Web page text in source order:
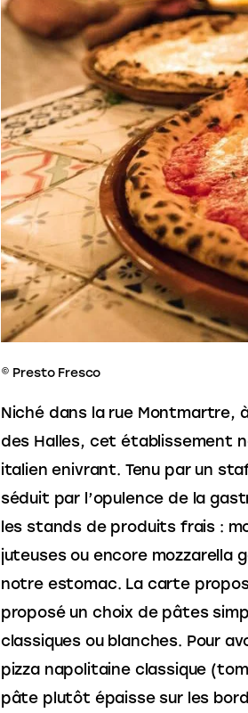
© Presto Fresco
Niché dans la rue Montmartre,
des Halles, cet établissement
italien enivrant. Tenu par un
séduit par l’opulence de la
les stands de produits frais :
juteuses ou encore mozzarella
notre estomac. La carte
proposé un choix de pâtes
classiques ou blanches. Pour
pizza napolitaine classique
pâte plutôt épaisse sur les